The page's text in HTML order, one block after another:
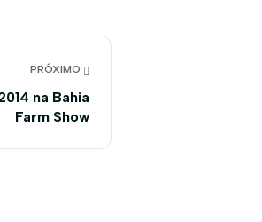
PRÓXIMO
na Bahia
Farm Show